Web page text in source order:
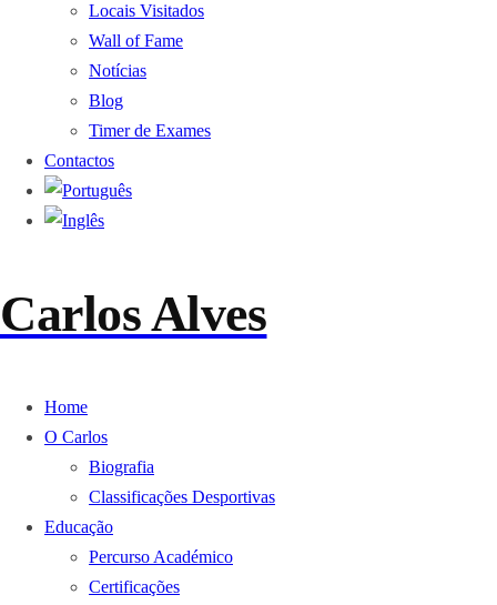
Locais Visitados
Wall of Fame
Notícias
Blog
Timer de Exames
Contactos
Carlos Alves
Home
O Carlos
Biografia
Classificações Desportivas
Educação
Percurso Académico
Certificações